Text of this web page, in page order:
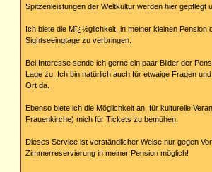
Spitzenleistungen der Weltkultur werden hier gepflegt
Ich biete die Mï¿½glichkeit, in meiner kleinen Pension
Sightseeingtage zu verbringen.
Bei Interesse sende ich gerne ein paar Bilder der
Lage zu. Ich bin natürlich auch für etwaige Fragen
Ort da.
Ebenso biete ich die Möglichkeit an, für kulturelle
Frauenkirche) mich für Tickets zu bemühen.
Dieses Service ist verständlicher Weise nur gegen
Zimmerreservierung in meiner Pension möglich!